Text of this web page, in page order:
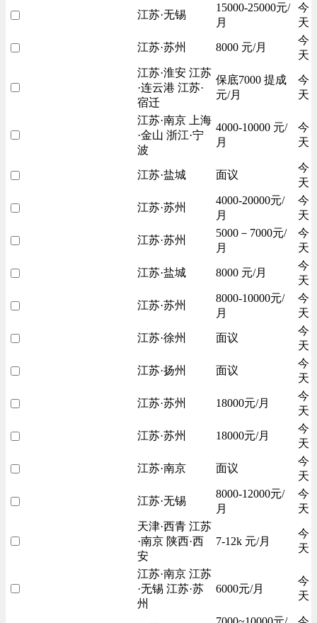
江苏·无锡
15000-25000元/
月
今
天
江苏·苏州 8000 元/月
今
天
江苏·淮安 江苏
·连云港 江苏·
宿迁
保底7000 提成
元/月
今
天
江苏·南京 上海
·金山 浙江·宁
波
4000-10000 元/
月
今
天
江苏·盐城 面议
今
天
江苏·苏州
4000-20000元/
月
今
天
江苏·苏州
5000－7000元/
月
今
天
江苏·盐城 8000 元/月
今
天
江苏·苏州
8000-10000元/
月
今
天
江苏·徐州 面议
今
天
江苏·扬州 面议
今
天
江苏·苏州 18000元/月
今
天
江苏·苏州 18000元/月
今
天
江苏·南京 面议
今
天
江苏·无锡
8000-12000元/
月
今
天
天津·西青 江苏
·南京 陕西·西
安
7-12k 元/月
今
天
江苏·南京 江苏
·无锡 江苏·苏
州
6000元/月
今
天